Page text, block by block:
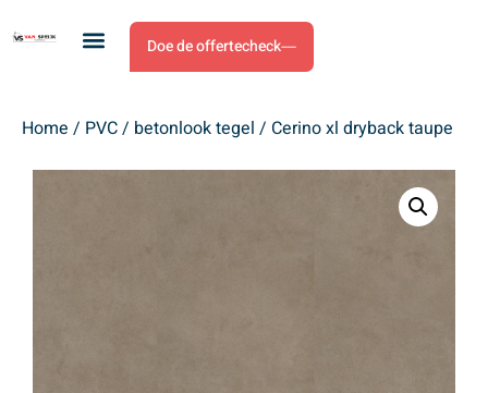
Doe de offertecheck
Home / PVC/ betonlook tegel / Cerino xl dryback taupe